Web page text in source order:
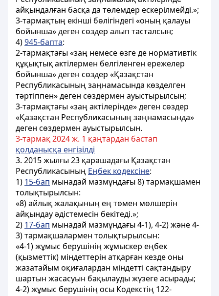
айқындалған басқа да төлемдер ескерілмейді.»;
3-тармақтың екінші бөлігіндегі «оның қалауы
бойынша» деген сөздер алып тасталсын;
4)945-бапта:
2-тармақтағы «заң немесе өзге де нормативтік
құқықтық актілермен белгіленген ережелер
бойынша» деген сөздер «Қазақстан
Республикасының заңнамасында көзделген
тәртіппен» деген сөздермен ауыстырылсын;
3-тармақтағы «заң актілерінде» деген сөздер
«Қазақстан Республикасының заңнамасында»
деген сөздермен ауыстырылсын.
3-тармақ 2024 ж. 1 қаңтардан бастап
қолданысқа енгізілді
3. 2015 жылғы 23 қарашадағы Қазақстан
Республикасының Еңбек кодексіне:
1) 15-бап мынадай мазмұндағы 8) тармақшамен
толықтырылсын:
«8) айлық жалақының ең төмен мөлшерін
айқындау әдістемесін бекітеді.»;
2) 17-бап мынадай мазмұндағы 4-1), 4-2) және 4-
3) тармақшалармен толықтырылсын:
«4-1) жұмыс берушінің жұмыскер еңбек
(қызметтік) міндеттерін атқарған кезде оны
жазатайым оқиғалардан міндетті сақтандыру
шартын жасасуын бақылауды жүзеге асырады;
4-2) жұмыс берушінің осы Кодекстің 122-